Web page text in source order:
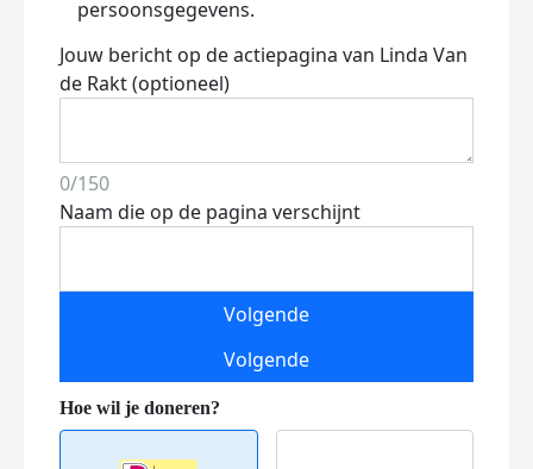
persoonsgegevens.
Jouw bericht op de actiepagina van Linda Van
de Rakt (optioneel)
0/150
Naam die op de pagina verschijnt
Volgende
Volgende